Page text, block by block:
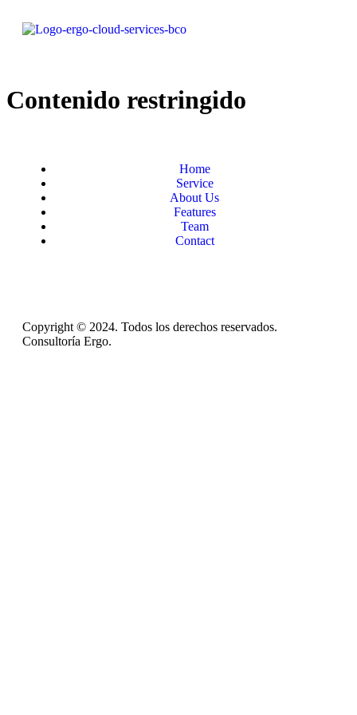
Contenido restringido
Home
Service
About Us
Features
Team
Contact
Copyright © 2024. Todos los derechos reservados.
Consultoría Ergo.